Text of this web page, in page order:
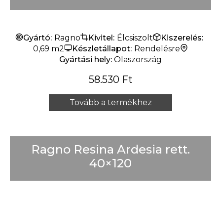
Gyártó: Ragno Kivitel: Élcsiszolt
Kiszerelés:
0,69 m2
Készletállapot: Rendelésre
Gyártási hely: Olaszország
58.530 Ft
Tovább a termékhez
Ragno Resina Ardesia rett.
40×120